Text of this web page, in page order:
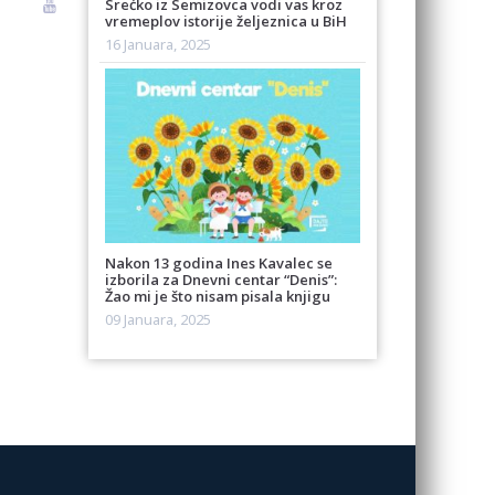
Srećko iz Semizovca vodi vas kroz
vremeplov istorije željeznica u BiH
16 Januara, 2025
Nakon 13 godina Ines Kavalec se
izborila za Dnevni centar “Denis”:
Žao mi je što nisam pisala knjigu
09 Januara, 2025